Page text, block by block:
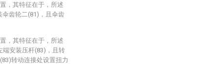
，其特征在于，所述
伞齿轮二(81)，且伞齿
，其特征在于，所述
端安装压杆(83)，且转
转动连接处设置扭力